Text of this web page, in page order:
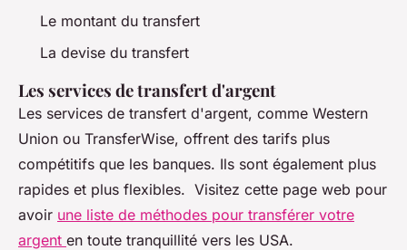
Le montant du transfert
La devise du transfert
Les services de transfert d'argent
Les services de transfert d'argent, comme Western
Union ou TransferWise, offrent des tarifs plus
compétitifs que les banques. Ils sont également plus
rapides et plus flexibles. Visitez cette page web pour
avoir une liste de méthodes pour transférer votre
argent en toute tranquillité vers les USA.